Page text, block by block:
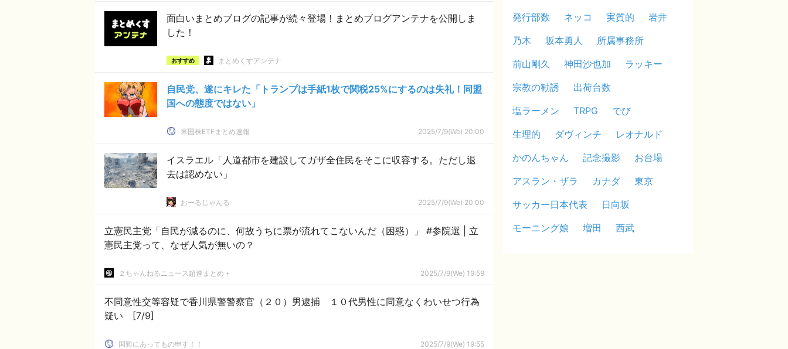
面白いまとめブログの記事が続々登場！まとめブログアンテナを公開しま
した！
おすすめ まとめくすアンテナ
自民党、遂にキレた「トランプは手紙1枚で関税25%にするのは失礼！同盟
国への態度ではない」
米国株ETFまとめ速報 2025/7/9(We) 20:00
イスラエル「人道都市を建設してガザ全住民をそこに収容する。ただし退
去は認めない」
おーるじゃんる 2025/7/9(We) 20:00
立憲民主党「自民が減るのに、何故うちに票が流れてこないんだ（困惑）」 #参院選 | 立
憲民主党って、なぜ人気が無いの？
２ちゃんねるニュース超速まとめ＋ 2025/7/9(We) 19:59
不同意性交等容疑で香川県警警察官（２０）男逮捕 １０代男性に同意なくわいせつ行為
疑い [7/9]
国難にあってもの申す！！ 2025/7/9(We) 19:55
発行部数
ネッコ 実質的
岩井
乃木
坂本勇人
所属事務所
前山剛久
神田沙也加
ラッキー
宗教の勧誘
出荷台数
塩ラーメン
TRPG
でび
生理的
ダヴィンチ
レオナルド
かのんちゃん
記念撮影
お台場
アスラン・ザラ
カナダ
東京
サッカー日本代表
日向坂
モーニング娘
増田 西武